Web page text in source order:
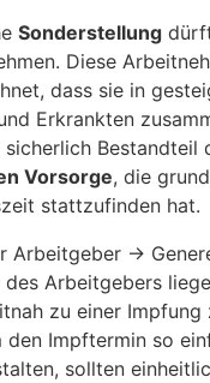
Sonderstellung
Diese
dass sie in
Erkrankten
Bestandteil
Vorsorge, die
stattzufinden hat.
Arbeitgeber →
des Arbeitgebers
zu einer Impfung
den Impftermin so
sollten